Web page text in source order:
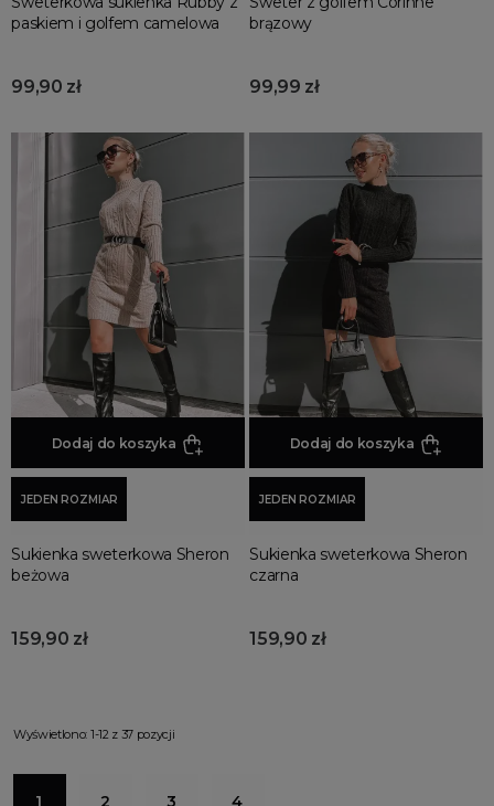
paskiem i golfem camelowa
99,90 zł
brązowy
99,99 zł
Dodaj do koszyka
JEDEN ROZMIAR
Sukienka sweterkowa Sheron
beżowa
159,90 zł
Dodaj do koszyka
JEDEN ROZMIAR
Sukienka sweterkowa Sheron
czarna
159,90 zł
Wyświetlono: 1-12 z 37 pozycji
1 2 3 4